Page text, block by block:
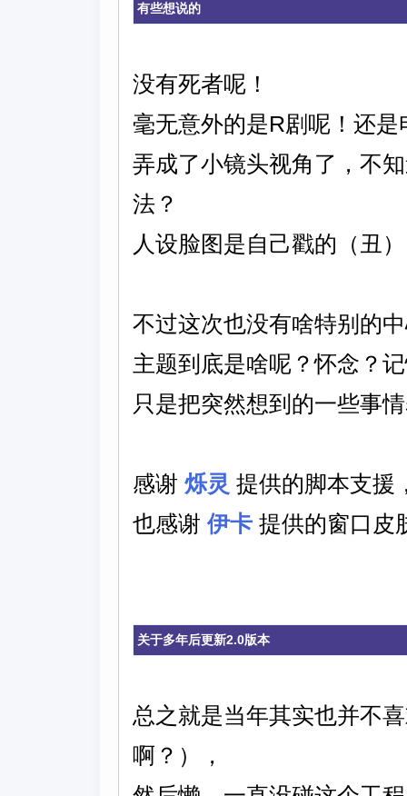
有些想说的
没有死者呢！
毫无意外的是R剧呢！还
弄成了小镜头视角了，不
法？
人设脸图是自己戳的（丑
不过这次也没有啥特别的
主题到底是啥呢？怀念？
只是把突然想到的一些事
感谢 烁灵 提供的脚本支援
也感谢伊卡 提供的窗口皮
关于多年后更新2.0版本
总之就是当年其实也并不
啊？），